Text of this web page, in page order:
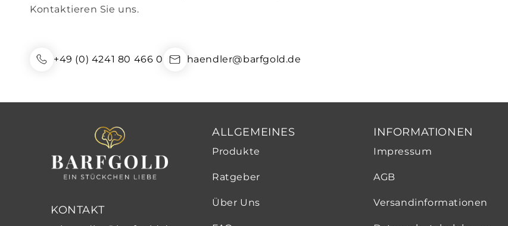
Kontaktieren Sie uns.
+49 (0) 4241 80 466 0 haendler@barfgold.de
KONTAKT
ALLGEMEINES
Produkte
Ratgeber
Über Uns
INFORMATIONEN
Impressum
AGB
Versandinformationen